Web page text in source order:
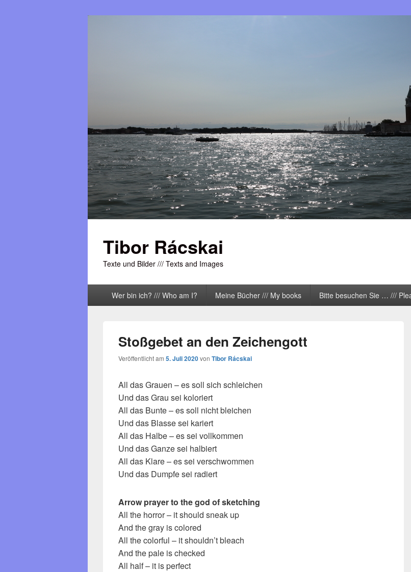
Tibor Rácskai
Texte und Bilder /// Texts and Images
Wer bin ich? /// Who am I? Meine Bücher /// My books Bitte besuchen Sie … ///
Stoßgebet an den Zeichengott
Veröffentlicht am 5. Juli 2020von Tibor Rácskai
All das Grauen – es soll sich schleichen
Und das Grau sei koloriert
All das Bunte – es soll nicht bleichen
Und das Blasse sei kariert
All das Halbe – es sei vollkommen
Und das Ganze sei halbiert
All das Klare – es sei verschwommen
Und das Dumpfe sei radiert
Arrow prayer to the god of sketching
All the horror – it should sneak up
And the gray is colored
All the colorful – it shouldn’t bleach
And the pale is checked
All half – it is perfect